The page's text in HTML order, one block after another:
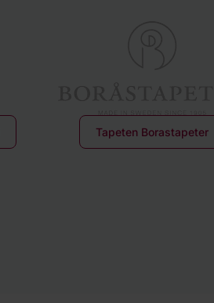
Tapeten Borastapeter